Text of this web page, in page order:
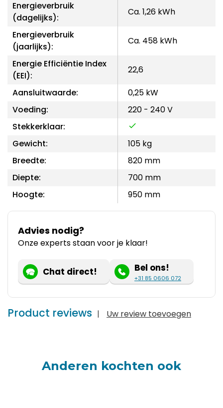
Energieverbruik
(dagelijks):
Ca. 1,26 kWh
Energieverbruik
(jaarlijks):
Ca. 458 kWh
Energie Efficiëntie Index
(EEI):
22,6
Aansluitwaarde:
0,25 kW
Voeding:
220 - 240 V
Stekkerklaar:
Gewicht:
105 kg
Breedte:
820 mm
Diepte:
700 mm
Hoogte:
950 mm
Advies nodig?
Onze experts staan voor je klaar!
Chat direct! Bel ons!
+31 85 0606 072
Product reviews | Uw review toevoegen
Anderen kochten ook